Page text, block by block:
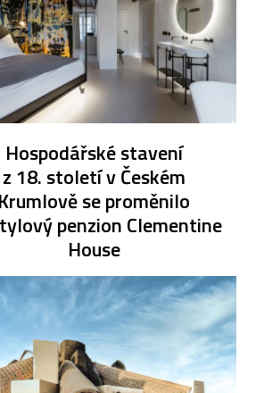
Hospodářské stavení
z 18. století v Českém
Krumlově se proměnilo
penzion Clementine
House